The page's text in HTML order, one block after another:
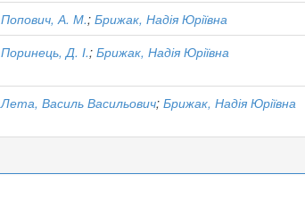
Попович, А. М.; Брижак, Надія Юріївна
Поринець, Д. І.; Брижак, Надія Юріївна
Лета, Василь Васильович; Брижак, Надія Юріївна